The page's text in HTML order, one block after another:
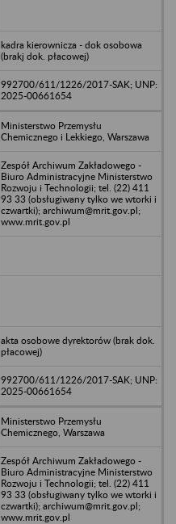
kadra kierownicza - dok osobowa
(brakj dok. płacowej)
992700/611/1226/2017-SAK; UNP:
2025-00661654
Ministerstwo Przemysłu
Chemicznego i Lekkiego, Warszawa
Zespół Archiwum Zakładowego -
Biuro Administracyjne Ministerstwo
Rozwoju i Technologii; tel. (22) 411
93 33 (obsługiwany tylko we wtorki i
czwartki); archiwum@mrit.gov.pl;
www.mrit.gov.pl
akta osobowe dyrektorów (brak dok.
płacowej)
992700/611/1226/2017-SAK; UNP:
2025-00661654
Ministerstwo Przemysłu
Chemicznego, Warszawa
Zespół Archiwum Zakładowego -
Biuro Administracyjne Ministerstwo
Rozwoju i Technologii; tel. (22) 411
93 33 (obsługiwany tylko we wtorki i
czwartki); archiwum@mrit.gov.pl;
www.mrit.gov.pl